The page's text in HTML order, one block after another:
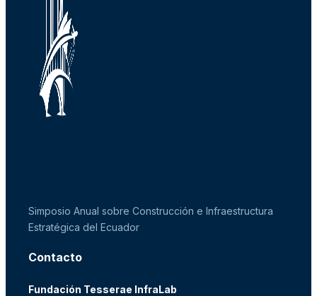
Simposio Anual sobre Construcción e Infraestructura
Estratégica del Ecuador
Contacto
Fundación Tesserae InfraLab